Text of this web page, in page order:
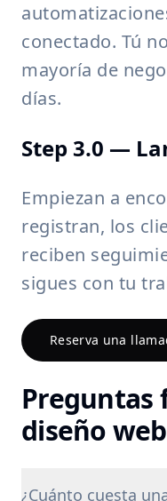
conectado. Tú
mayoría de
días.
Step 3.0 —
Empiezan a
registran, los
reciben
sigues con tu
Reserva una
Preguntas
diseño
¿Cuánto cuesta